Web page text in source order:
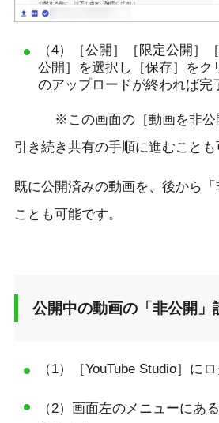
（4）［公開］［限定公開］
公開］を選択し［保存］をク
のアップロードが終われば完
※この画面の［動画を非公開
引き続き共有の手順に進むことも
既に公開済みの動画を、後から
ことも可能です。
公開中の動画の「非公開」
（1）［YouTube Studio］に
（2）画面左のメニューにあ